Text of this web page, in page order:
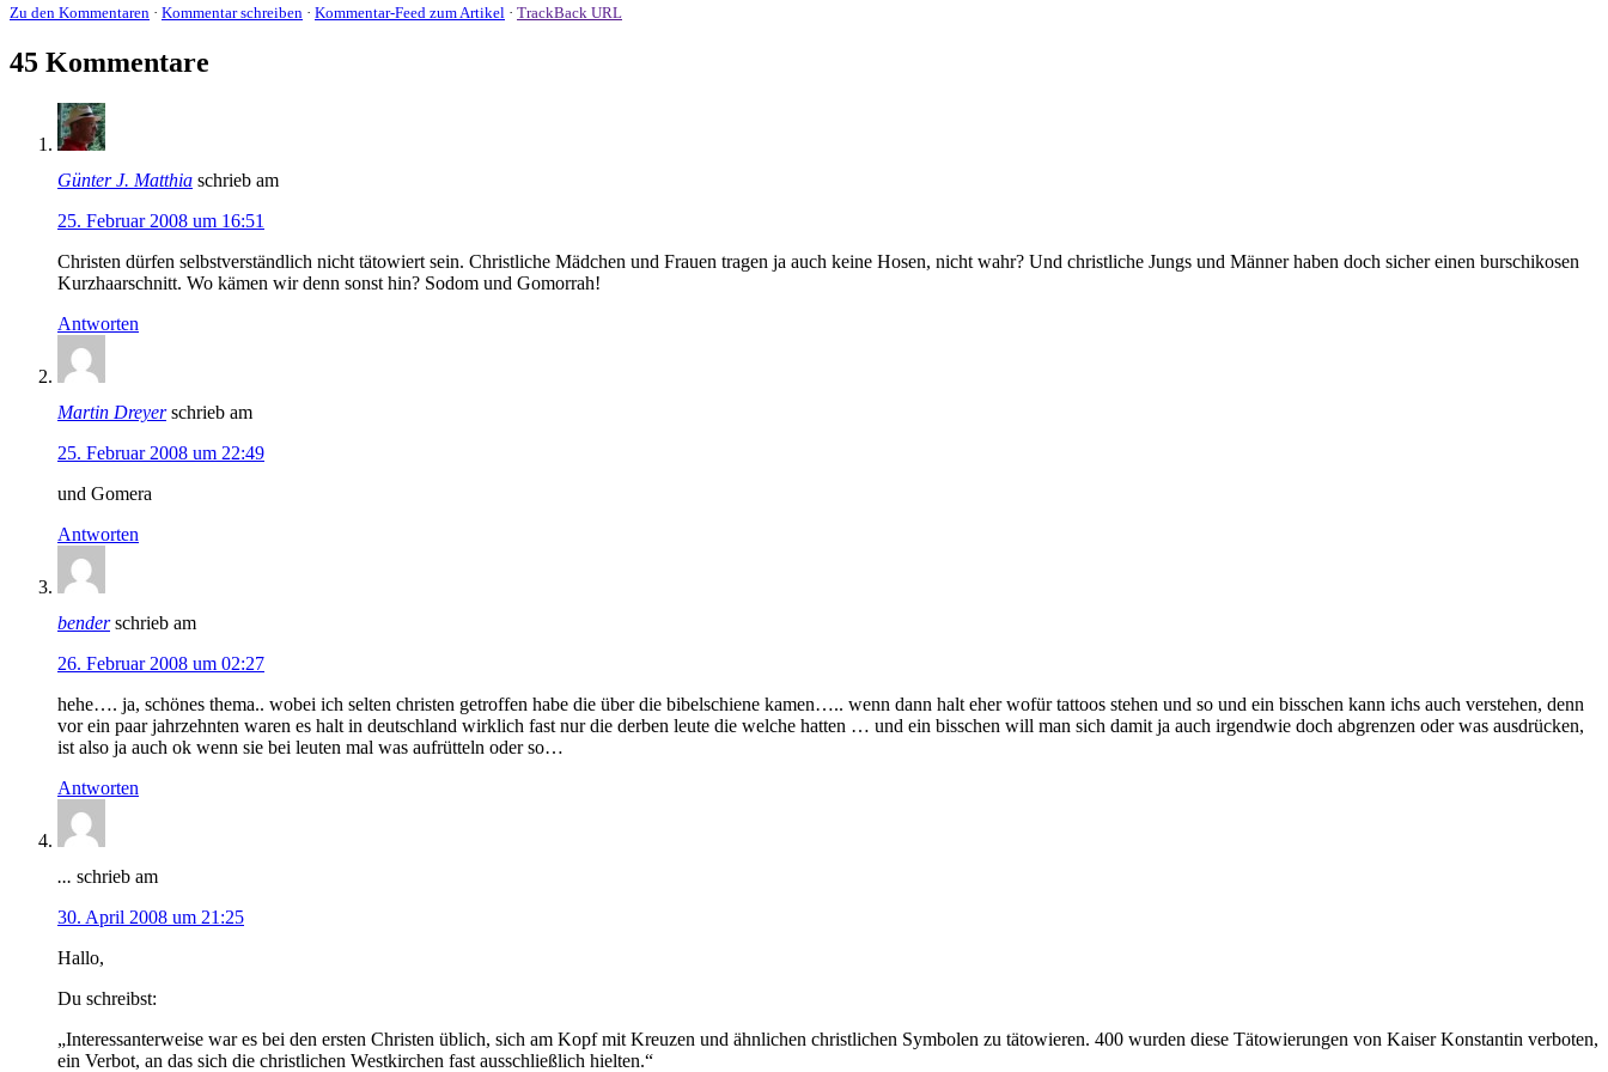
Zu den Kommentaren · Kommentar schreiben · Kommentar-Feed zum Artikel · TrackBack URL
45 Kommentare
Günter J. Matthia schrieb am
25. Februar 2008 um 16:51
Christen dürfen selbstverständlich nicht tätowiert sein. Christliche Mädchen und Frauen tragen ja auch keine Hosen, nicht wahr? Und christliche Jungs und Männer haben doch sicher einen burschikosen
Kurzhaarschnitt. Wo kämen wir denn sonst hin? Sodom und Gomorrah!
Antworten
Martin Dreyer schrieb am
25. Februar 2008 um 22:49
und Gomera
Antworten
bender schrieb am
26. Februar 2008 um 02:27
hehe…. ja, schönes thema.. wobei ich selten christen getroffen habe die über die bibelschiene kamen….. wenn dann halt eher wofür tattoos stehen und so und ein bisschen kann ichs auch verstehen, denn
vor ein paar jahrzehnten waren es halt in deutschland wirklich fast nur die derben leute die welche hatten … und ein bisschen will man sich damit ja auch irgendwie doch abgrenzen oder was ausdrücken,
ist also ja auch ok wenn sie bei leuten mal was aufrütteln oder so…
Antworten
... schrieb am
30. April 2008 um 21:25
Hallo,
Du schreibst:
„Interessanterweise war es bei den ersten Christen üblich, sich am Kopf mit Kreuzen und ähnlichen christlichen Symbolen zu tätowieren. 400 wurden diese Tätowierungen von Kaiser Konstantin verboten,
ein Verbot, an das sich die christlichen Westkirchen fast ausschließlich hielten.“